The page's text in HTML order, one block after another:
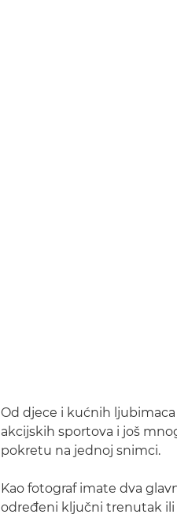
Od djece i kućnih
akcijskih sportova i još
pokretu na jednoj snimci.
Kao fotograf imate dva
određeni ključni trenutak